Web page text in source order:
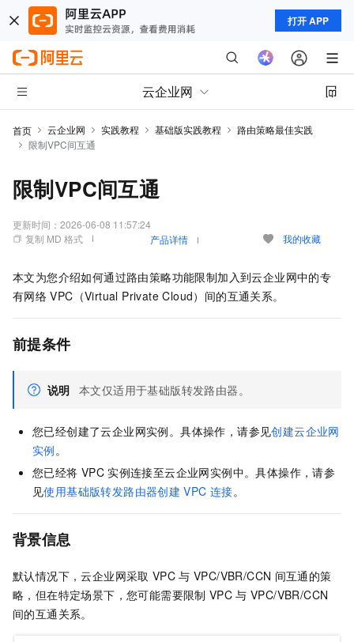
打开 APP
云企业网
首页 云企业网 实践教程 基础版实践教程
路由策略最佳实践
限制VPC间互通
限制VPC间互通
更新时间： 2026-06-08 11:57:24
复制 MD 格式
产品详情 我的收藏
本文为您介绍如何通过路由策略功能限制加入到云企业网中的专
有网络 VPC（Virtual Private Cloud）间的互通关系。
前提条件
说明 本文仅适用于基础版转发路由器。
您已经创建了云企业网实例。具体操作，请参见创建云企业网
实例。
您已经将 VPC 实例连接至云企业网实例中。具体操作，请参
见使用基础版转发路由器创建 VPC 连接。
背景信息
默认情况下，云企业网采取 VPC 与 VPC/VBR/CCN 间互通的策
略，但在特定场景下，您可能需要限制 VPC 与 VPC/VBR/CCN
间的互通关系。